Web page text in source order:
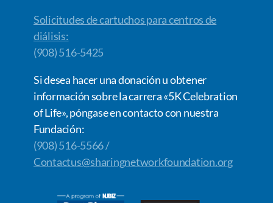
Solicitudes de cartuchos para centros de
diálisis:
(908) 516-5425
Si desea hacer una donación u obtener
información sobre la carrera «5K Celebration
of Life», póngase en contacto con nuestra
Fundación:
(908) 516-5566 /
Contactus@sharingnetworkfoundation.org